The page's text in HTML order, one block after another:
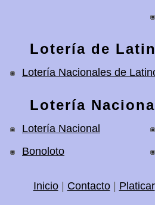
Lotería de
Lotería Nacionales de
Lotería
Lotería Nacional
Bonoloto
Inicio| Contacto| Platicar